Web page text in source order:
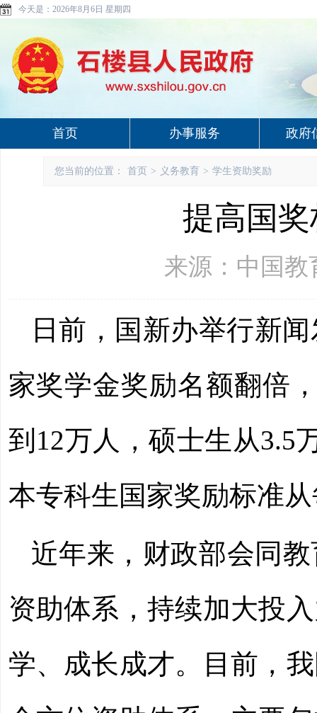
今天是： 2026年8月6日 星期四
首页 办事服务 政府
您当前的位置： 首页 > 义务教育 > 学生资助奖励
提高国
来源：中国教
日前，国新办举行新
家奖学金奖励名额翻倍
到12万人，硕士生从3.5
本专科生国家奖励标准
近年来，财政部会同
资助体系，持续加大投
学、成长成才。目前，